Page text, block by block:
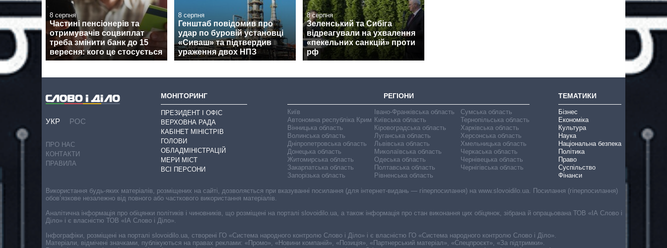
8 серпня
Частині пенсіонерів та
отримувачів соцвиплат
треба змінити банк до 15
вересня: кого це стосується
8 серпня
Генштаб повідомив про
удар по буровій установці
«Сиваш» та підтвердив
ураження двох НПЗ
8 серпня
Зеленський та Сибіга
відреагували на ухвалення
«пекельних санкцій» проти
рф
УКР РОС
ПРО НАС
КОНТАКТИ
ПРАВИЛА
МОНІТОРИНГ
ПРЕЗИДЕНТ І ОФІС
ВЕРХОВНА РАДА
КАБІНЕТ МІНІСТРІВ
ГОЛОВИ
ОБЛАДМІНІСТРАЦІЙ
МЕРИ МІСТ
ВСІ ПЕРСОНИ
РЕГІОНИ
Київ
Автономна республіка Крим
Вінницька область
Волинська область
Дніпропетровська область
Донецька область
Житомирська область
Закарпатська область
Запорізька область
Івано-Франківська область
Київська область
Кіровоградська область
Луганська область
Львівська область
Миколаївська область
Одеська область
Полтавська область
Рівненська область
Сумська область
Тернопільська область
Харківська область
Херсонська область
Хмельницька область
Черкаська область
Чернівецька область
Чернігівська область
ТЕМАТИКИ
Бізнес
Економіка
Культура
Наука
Національна безпека
Політика
Право
Суспільство
Фінанси
Використання будь-яких матеріалів, розміщених на сайті, дозволяється при вказуванні посилання (для інтернет-видань — гіперпосилання) на www.slovoidilo.ua. Посилання (гіперпосилання)
обов’язкове незалежно від повного або часткового використання матеріалів.
Аналітична інформація про обіцянки політиків і чиновників, що розміщені на порталі slovoidilo.ua, а також інформація про стан виконання цих обіцянок, зібрана й опрацьована ТОВ «ІА Слово і
Діло» і є власністю ТОВ «ІА Слово і Діло».
Інфографіки, розміщені на порталі slovoidilo.ua, створені ГО «Система народного контролю Слово і Діло» і є власністю ГО «Система народного контролю Слово і Діло».
Матеріали, відмічені значками, публікуються на правах реклами: «Промо», «Новини компаній», «Позиція», «Партнерський матеріал», «Спецпроєкт», «За підтримки».